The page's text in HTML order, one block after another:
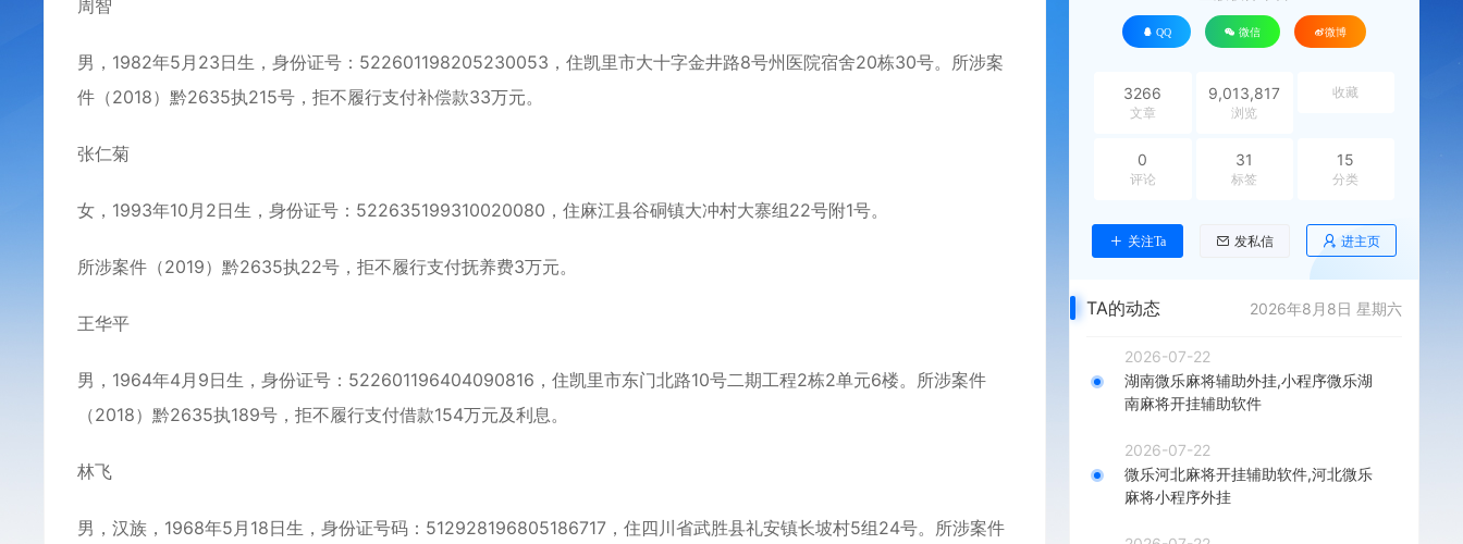
周智
男，1982年5月23日生，身份证号：522601198205230053，住凯里市大十字金井路8号州医院宿舍20栋30号。所涉案
件（2018）黔2635执215号，拒不履行支付补偿款33万元。
张仁菊
女，1993年10月2日生，身份证号：522635199310020080，住麻江县谷硐镇大冲村大寨组22号附1号。
所涉案件（2019）黔2635执22号，拒不履行支付抚养费3万元。
王华平
男，1964年4月9日生，身份证号：522601196404090816，住凯里市东门北路10号二期工程2栋2单元6楼。所涉案件
（2018）黔2635执189号，拒不履行支付借款154万元及利息。
林飞
男，汉族，1968年5月18日生，身份证号码：512928196805186717，住四川省武胜县礼安镇长坡村5组24号。所涉案件
QQ 微信 微博
3266
文章
9,013,817
浏览
收藏
0
评论
31
标签
15
分类
关注Ta 发私信 进主页
TA的动态 2026年8月8日 星期六
2026-07-22
湖南微乐麻将辅助外挂,小程序微乐湖
南麻将开挂辅助软件
2026-07-22
微乐河北麻将开挂辅助软件,河北微乐
麻将小程序外挂